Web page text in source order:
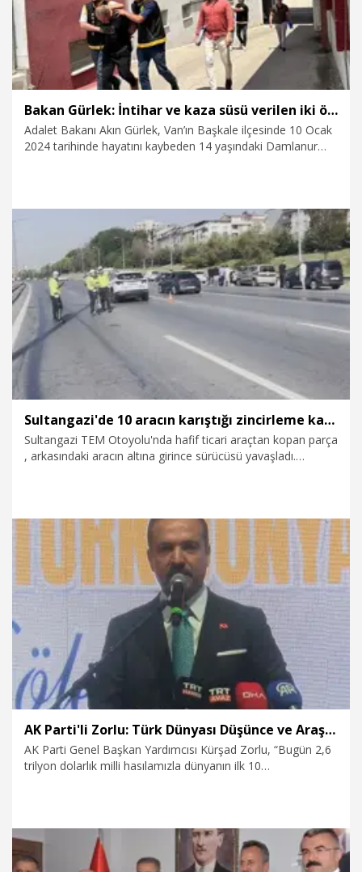
Bakan Gürlek: İntihar ve kaza süsü verilen iki ölüm olayı aydınlatıldı
Adalet Bakanı Akın Gürlek, Van’ın Başkale ilçesinde 10 Ocak
2024 tarihinde hayatını kaybeden 14 yaşındaki Damlanur
ölümünün ise yüksekten düşme sonucu olmadığı, darp
edilerek öldürüldüğünün ortaya çıkarıldığını, üvey baba ve
üvey dedenin tutuklandığını belirtti.
8.08.2026 Politika
Sultangazi'de 10 aracın karıştığı zincirleme kaza
Sultangazi TEM Otoyolu'nda hafif ticari araçtan kopan parça
, arkasındaki aracın altına girince sürücüsü yavaşladı.
8.08.2026 Gündem
AK Parti'li Zorlu: Türk Dünyası Düşünce ve Araştırma Merkezi’ni Keçiören’de kurma kararı aldık
AK Parti Genel Başkan Yardımcısı Kürşad Zorlu, “Bugün 2,6
trilyon dolarlık milli hasılamızla dünyanın ilk 10
Düşünce ve Araştırma Merkezi’ni Keçiören’de kurma kararı
aldık, hayırlı uğurlu olmasını diliyorum" dedi.